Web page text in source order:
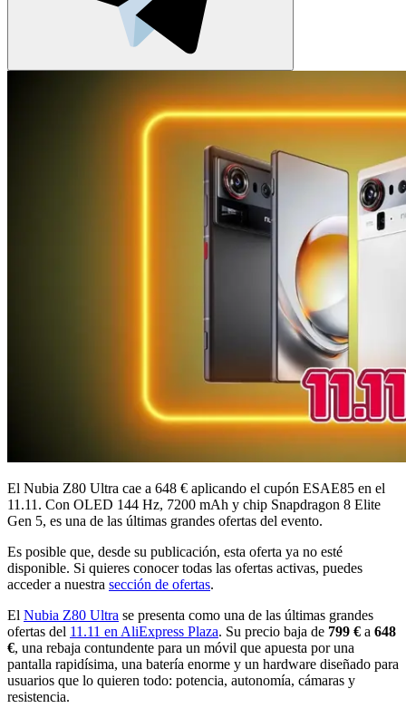
El Nubia Z80 Ultra cae a 648 € aplicando el cupón ESAE85 en el
11.11. Con OLED 144 Hz, 7200 mAh y chip Snapdragon 8 Elite
Gen 5, es una de las últimas grandes ofertas del evento.
Es posible que, desde su publicación, esta oferta ya no esté
disponible. Si quieres conocer todas las ofertas activas, puedes
acceder a nuestra sección de ofertas.
El Nubia Z80 Ultra se presenta como una de las últimas grandes
ofertas del 11.11 en AliExpress Plaza. Su precio baja de 799 € a 648
€, una rebaja contundente para un móvil que apuesta por una
pantalla rapidísima, una batería enorme y un hardware diseñado para
usuarios que lo quieren todo: potencia, autonomía, cámaras y
resistencia.